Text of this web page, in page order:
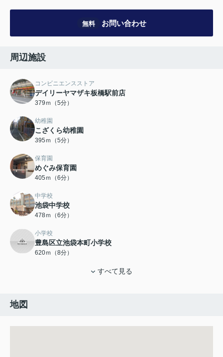
無料 お問い合わせ
周辺施設
コンビニエンスストア
デイリーヤマザキ板橋駅前店
379ｍ（5分）
幼稚園
こざくら幼稚園
395ｍ（5分）
保育園
めぐみ保育園
405ｍ（6分）
中学校
池袋中学校
478ｍ（6分）
小学校
豊島区立池袋本町小学校
620ｍ（8分）
すべて見る
地図